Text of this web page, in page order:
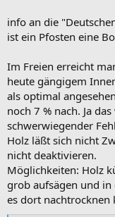
info an die
ist ein Pfosten eine
Im Freien erreicht
heute gängigem
als optimal
noch 7 % nach. Ja
schwerwiegender
Holz läßt sich nicht
nicht deaktivieren.
Möglichkeiten: Holz
grob aufsägen und
es dort nachtrocknen